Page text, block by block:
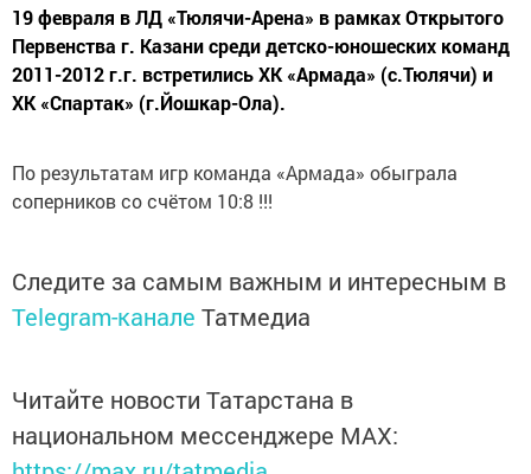
19 февраля в ЛД «Тюлячи-Арена» в рамках Открытого
Первенства г. Казани среди детско-юношеских команд
2011-2012 г.г. встретились ХК «Армада» (с.Тюлячи) и
ХК «Спартак» (г.Йошкар-Ола).
По результатам игр команда «Армада» обыграла
соперников со счётом 10:8 !!!
Следите за самым важным и интересным в
Telegram-канале Татмедиа
Читайте новости Татарстана в
национальном мессенджере MАХ: